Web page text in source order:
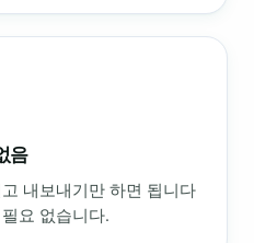
음
내보내기만 하면 됩니다
요 없습니다.